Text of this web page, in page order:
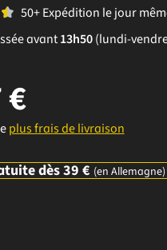
50+ Expédition le jour
avant13h50(lundi-
plus frais de livraison
dès 39 € (en Allemagne)